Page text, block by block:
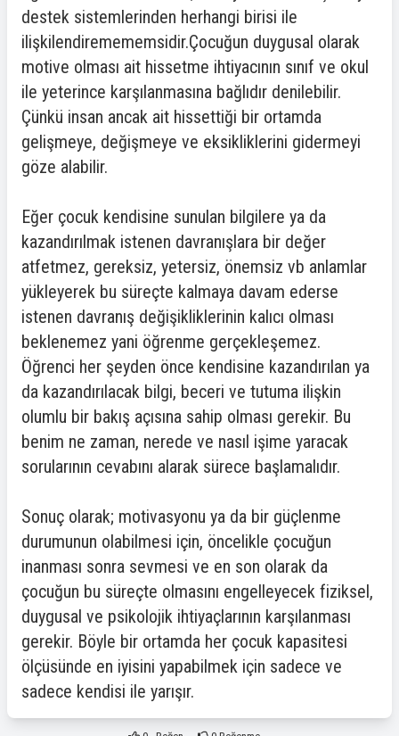
destek sistemlerinden herhangi birisi ile
ilişkilendiremememsidir.Çocuğun duygusal olarak
motive olması ait hissetme ihtiyacının sınıf ve okul
ile yeterince karşılanmasına bağlıdır denilebilir.
Çünkü insan ancak ait hissettiği bir ortamda
gelişmeye, değişmeye ve eksikliklerini gidermeyi
göze alabilir.
Eğer çocuk kendisine sunulan bilgilere ya da
kazandırılmak istenen davranışlara bir değer
atfetmez, gereksiz, yetersiz, önemsiz vb anlamlar
yükleyerek bu süreçte kalmaya davam ederse
istenen davranış değişikliklerinin kalıcı olması
beklenemez yani öğrenme gerçekleşemez.
Öğrenci her şeyden önce kendisine kazandırılan ya
da kazandırılacak bilgi, beceri ve tutuma ilişkin
olumlu bir bakış açısına sahip olması gerekir. Bu
benim ne zaman, nerede ve nasıl işime yaracak
sorularının cevabını alarak sürece başlamalıdır.
Sonuç olarak; motivasyonu ya da bir güçlenme
durumunun olabilmesi için, öncelikle çocuğun
inanması sonra sevmesi ve en son olarak da
çocuğun bu süreçte olmasını engelleyecek fiziksel,
duygusal ve psikolojik ihtiyaçlarının karşılanması
gerekir. Böyle bir ortamda her çocuk kapasitesi
ölçüsünde en iyisini yapabilmek için sadece ve
sadece kendisi ile yarışır.